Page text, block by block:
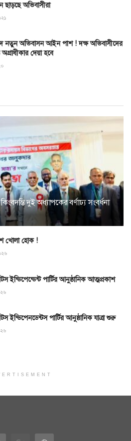
ছাড়ছে অভিবাসীরা
নতুন অভিবাসন আইন পাশ ! দক্ষ অভিবাসীদের
দেয়া হবে
দুই অধ্যাপকের বর্ণাঢ্য সংবর্ধনা
খোলা হোক !
ইন্ডিপেন্ডেন্ট পার্টির আনুষ্ঠানিক আত্মপ্রকাশ
ইন্ডিপেনডেন্টস পার্টির আনুষ্ঠানিক যাত্রা শুরু